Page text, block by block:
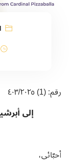
رقم: (1) ٤٠٣/٢٠٢٥
إلى
أحبّائي،